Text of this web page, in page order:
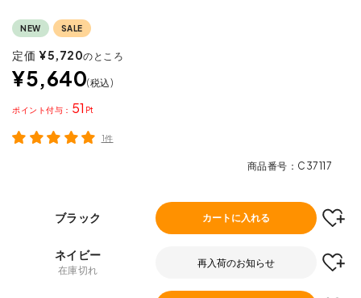
NEW SALE
定価 ¥5,720のところ
¥5,640 税込
51
ポイント
1件
商品番号 C37117
ブラック カートに入れる
ネイビー
在庫切れ
再入荷のお知らせ